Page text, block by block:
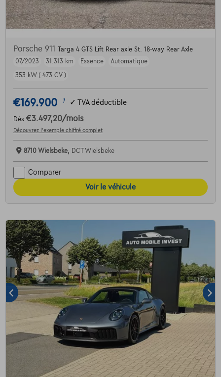
Porsche 911 Targa 4 GTS Lift Rear axle St. 18-way Rear Axle
07/2023
31.313 km Essence
Automatique
353 kW ( 473 CV )
€169.900 1 ✓ TVA déductible
Dès €3.497,20/mois
Découvrez l’exemple chiffré complet
8710 Wielsbeke, DCT Wielsbeke
Comparer
Voir le véhicule